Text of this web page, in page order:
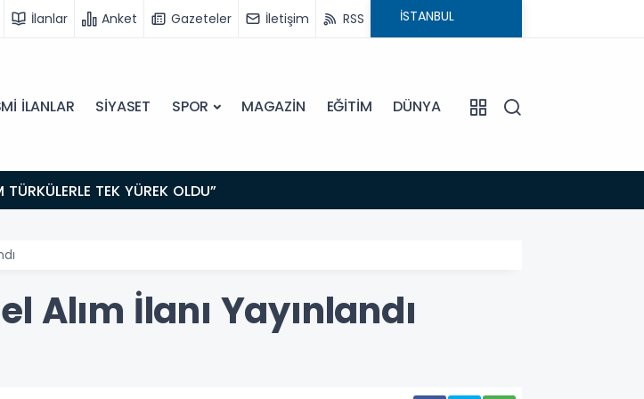
İlanlar Anket Gazeteler İletişim RSS
İLANLAR SİYASET SPOR MAGAZİN EĞİTİM DÜNYA
TEK YÜREK OLDU”
Alım İlanı Yayınlandı